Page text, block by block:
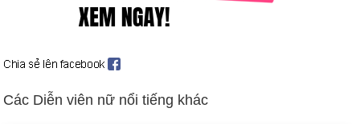
Ba trăm người đã bị giết khi Quân đội Ấn Độ chiếm giữ Đền
Thủ tướng Ấn Độ Indira Gandhi bị hai vệ sĩ người Sikh ám sát;
1.000 người thiệt mạng trong các cuộc bạo động chống đạo
Sikh; con trai Rajiv nối nghiệp bà (ngày 31 tháng 10).
Các Diễn viên nữ nổi tiếng khác